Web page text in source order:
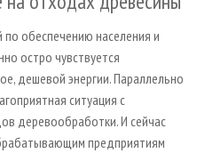
по обеспечению населения и
остро чувствуется
дешевой энергии. Параллельно
ситуация с
деревообработки. И сейчас
предприятиям